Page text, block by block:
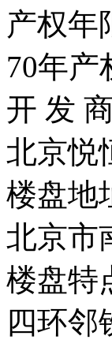
产权年
70年产
开 发 商
北京悦
楼盘地
北京市
楼盘特
四环邻